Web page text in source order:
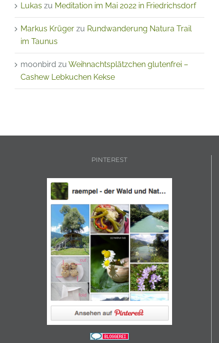
Lukas zu Meditation im Mai 2022 in Friedrichsdorf
Markus Krüger zu Rundwanderung Natura Trail
im Taunus
moonbird zu Weihnachtsplätzchen glutenfrei –
Cashew Lebkuchen Kekse
PINTEREST